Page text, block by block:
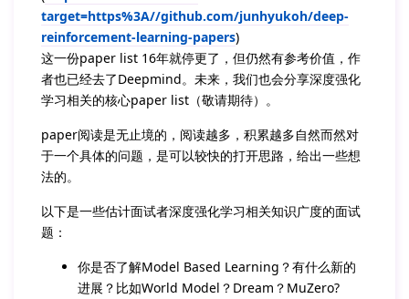
target=https%3A//github.com/junhyukoh/deep-
reinforcement-learning-papers)
这一份paper list 16年就停更了，但仍然有参考价值，作
者也已经去了Deepmind。未来，我们也会分享深度强化
学习相关的核心paper list（敬请期待）。
paper阅读是无止境的，阅读越多，积累越多自然而然对
于一个具体的问题，是可以较快的打开思路，给出一些想
法的。
以下是一些估计面试者深度强化学习相关知识广度的面试
题：
你是否了解Model Based Learning？有什么新的
进展？比如World Model？Dream？MuZero?